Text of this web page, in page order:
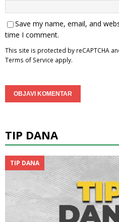
Save my name, email, and
time I comment.
This site is protected by reCAPTCHA
Terms of Service apply.
TIP DANA
TIP DANA